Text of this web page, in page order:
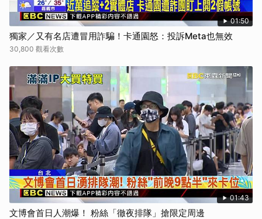
01:50
獨家／又有名店遭冒用詐騙！卡通園怒：投訴Meta也無效
30,800 觀看次數
01:43
文博會首日人潮爆！ 粉絲「徹夜排隊」搶限定周邊